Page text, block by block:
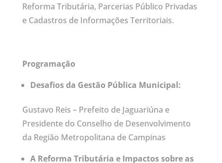
Reforma Tributária, Parcerias Público Privadas
e Cadastros de Informações Territoriais.
Programação
Desafios da Gestão Pública Municipal:
Gustavo Reis – Prefeito de Jaguariúna e
Presidente do Conselho de Desenvolvimento
da Região Metropolitana de Campinas
A Reforma Tributária e Impactos sobre as